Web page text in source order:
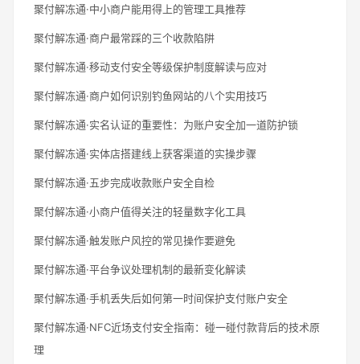
聚付解冻通·中小商户能用得上的管理工具推荐
聚付解冻通·商户最常踩的三个收款陷阱
聚付解冻通·移动支付安全等级保护制度解读与应对
聚付解冻通·商户如何识别钓鱼网站的八个实用技巧
聚付解冻通·实名认证的重要性：为账户安全加一道防护锁
聚付解冻通·实体店搭建线上获客渠道的实操步骤
聚付解冻通·五步完成收款账户安全自检
聚付解冻通·小商户值得关注的轻量数字化工具
聚付解冻通·触发账户风控的常见操作要避免
聚付解冻通·平台争议处理机制的最新变化解读
聚付解冻通·手机丢失后如何第一时间保护支付账户安全
聚付解冻通·NFC近场支付安全指南：碰一碰付款背后的技术原
理